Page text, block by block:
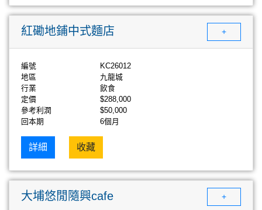
紅磡地鋪中式麵店 +
編號
KC26012
地區
九龍城
行業
飲食
定價
$288,000
參考利潤
$50,000
回本期
6個月
詳細 收藏
大埔悠閒隨興cafe +